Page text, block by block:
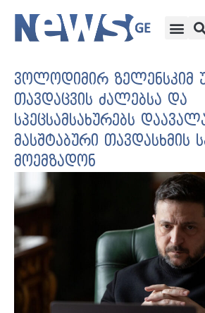
ვოლოდიმირ ზელენსკიმ
თავდაცვის ძალებსა და
სპეცსამსახურებს
მასშტაბური თავდასხმის
მოემზადონ